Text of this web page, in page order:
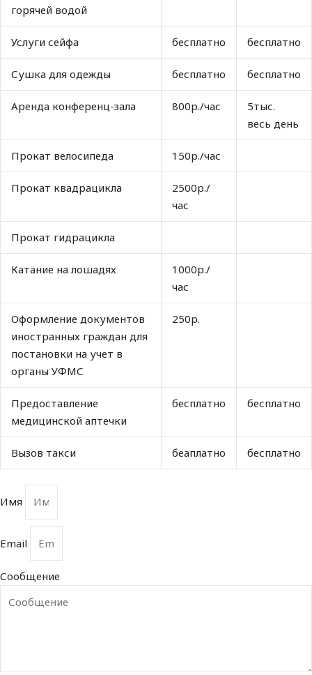
горячей водой
Услуги сейфа бесплатно бесплатно
Сушка для одежды бесплатно бесплатно
Аренда конференц-зала 800р./час
5тыс.
весь день
Прокат велосипеда 150р./час
Прокат квадрацикла
2500р./
час
Прокат гидрацикла
Катание на лошадях
1000р./
час
Оформление документов
иностранных граждан для
постановки на учет в
органы УФМС
250р.
Предоставление
медицинской аптечки
бесплатно бесплатно
Вызов такси беаплатно бесплатно
Имя
Email
Сообщение